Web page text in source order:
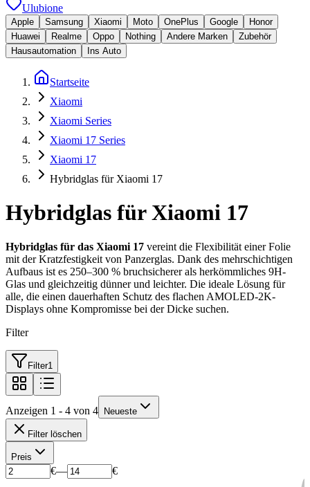
Ulubione
Apple Samsung Xiaomi Moto OnePlus Google
Honor
Huawei
Realme Oppo Nothing Andere Marken
Zubehör
Hausautomation
Ins Auto
Startseite
Xiaomi
Xiaomi Series
Xiaomi 17 Series
Xiaomi 17
Hybridglas für Xiaomi 17
Hybridglas für Xiaomi 17
Hybridglas für das Xiaomi 17 vereint die Flexibilität einer Folie
mit der Kratzfestigkeit von Panzerglas. Dank des mehrschichtigen
Aufbaus ist es 250–300 % bruchsicherer als herkömmliches 9H-
Glas und gleichzeitig dünner und leichter. Die ideale Lösung für
alle, die einen dauerhaften Schutz des flachen AMOLED-2K-
Displays ohne Kompromisse bei der Dicke suchen.
Filter
Filter1
Anzeigen 1 - 4 von 4 Neueste
Filter löschen
Preis
€— €